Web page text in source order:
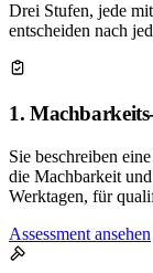
Drei Stufen, jede
entscheiden nach
1.
Sie beschreiben
die Machbarkeit
Werktagen, für
Assessment ansehen